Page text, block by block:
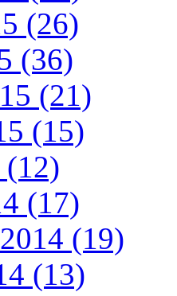
(26)
(36)
(21)
(15)
(12)
(17)
(19)
(13)